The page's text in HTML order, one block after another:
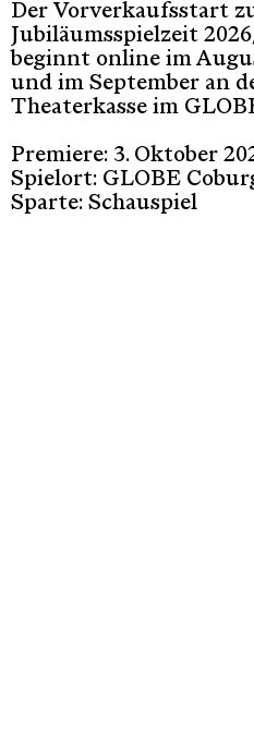
Der Vorverkaufsstart
Jubiläumsspielzeit
beginnt online im
und im September an
Theaterkasse im
Premiere: 3. Oktober
Spielort: GLOBE
Sparte: Schauspiel